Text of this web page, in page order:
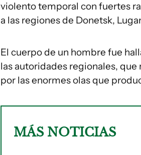
violento temporal con fuertes
a las regiones de Donetsk,
El cuerpo de un hombre fue
las autoridades regionales, que
por las enormes olas que
MÁS NOTICIAS